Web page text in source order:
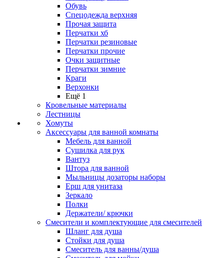
Обувь
Спецодежда верхняя
Прочая защита
Перчатки хб
Перчатки резиновые
Перчатки прочие
Очки защитные
Перчатки зимние
Краги
Верхонки
Ещё 1
Кровельные материалы
Лестницы
Хомуты
Аксессуары для ванной комнаты
Мебель для ванной
Сушилка для рук
Вантуз
Штора для ванной
Мыльницы дозаторы наборы
Ерш для унитаза
Зеркало
Полки
Держатели/ крючки
Смесители и комплектующие для смесителей
Шланг для душа
Стойки для душа
Смеситель для ванны/душа